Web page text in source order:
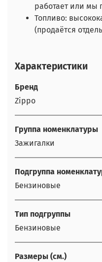
работает или мы
Топливо:
(продаётся
Характеристики
Бренд
Zippo
Группа номенклатуры
Зажигалки
Подгруппа
Бензиновые
Тип подгруппы
Бензиновые
Размеры (см.)